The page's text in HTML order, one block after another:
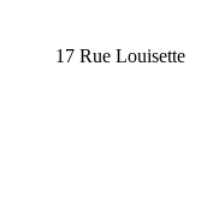
17 Rue Louisette